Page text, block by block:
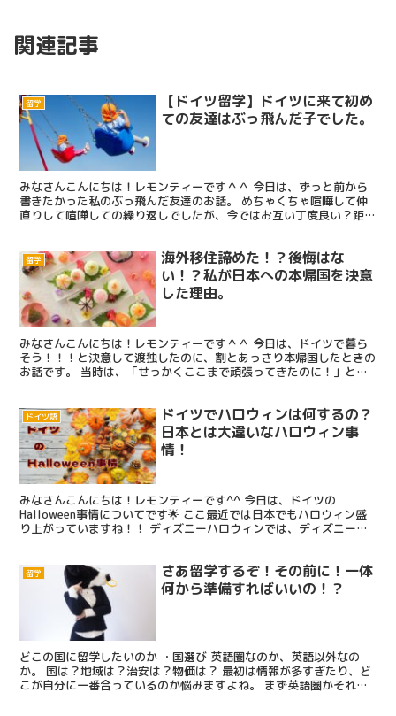
関連記事
留学
【ドイツ留学】ドイツに来て初め
ての友達はぶっ飛んだ子でした。
みなさんこんにちは！レモンティーです＾＾ 今日は、ずっと前から
書きたかった私のぶっ飛んだ友達のお話。 めちゃくちゃ喧嘩して仲
直りして喧嘩しての繰り返しでしたが、今ではお互い丁度良い？距離
留学
海外移住諦めた！？後悔はな
い！？私が日本への本帰国を決意
した理由。
みなさんこんにちは！レモンティーです＾＾ 今日は、ドイツで暮ら
そう！！！と決意して渡独したのに、割とあっさり本帰国したときの
お話です。 当時は、「せっかくここまで頑張ってきたのに！」とか
ドイツ語
ドイツでハロウィンは何するの？
日本とは大違いなハロウィン事
情！
みなさんこんにちは！レモンティーです^^ 今日は、ドイツの
Halloween事情についてです🌟 ここ最近では日本でもハロウィン盛
り上がっていますね！！ ディズニーハロウィンでは、ディズニーキ
留学
さあ留学するぞ！その前に！一体
何から準備すればいいの！？
どこの国に留学したいのか ・国選び 英語圏なのか、英語以外なの
か。 国は？地域は？治安は？物価は？ 最初は情報が多すぎたり、ど
こが自分に一番合っているのか悩みますよね。 まず英語圏かそれ以